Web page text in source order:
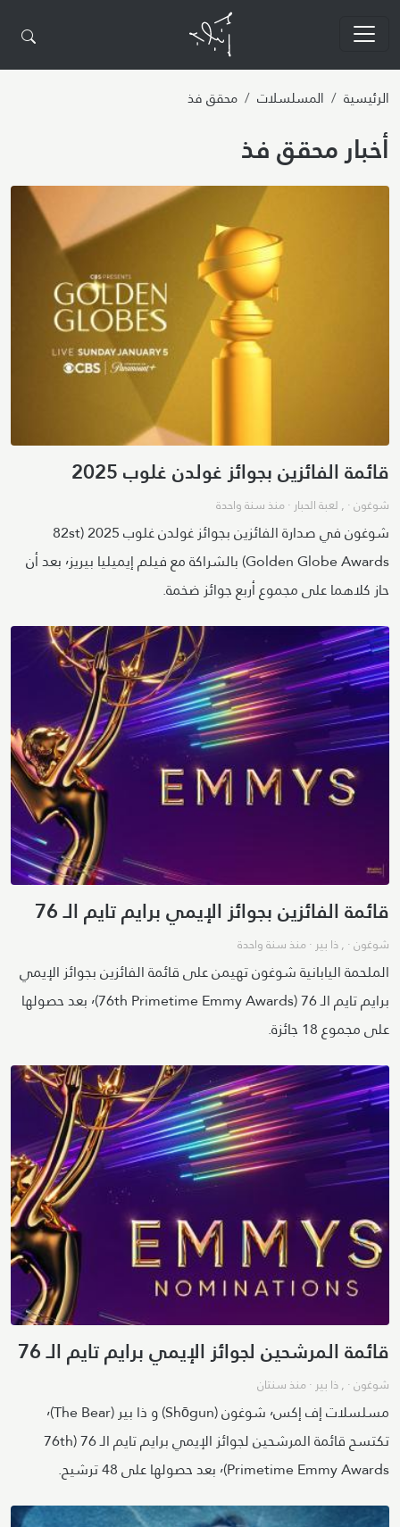
الرئيسية المسلسلات محقق فذ
أخبار محقق فذ
قائمة الفائزين بجوائز غولدن غلوب 2025
شوغون· , لعبة الحبار ·منذ سنة واحدة
شوغون في صدارة الفائزين بجوائز غولدن غلوب 2025 (82st
Golden Globe Awards) بالشراكة مع فيلم إيميليا بيريز٬ بعد أن
حاز كلاهما على مجموع أربع جوائز ضخمة.
قائمة الفائزين بجوائز الإيمي برايم تايم الـ 76
شوغون· ,ذا بير ·منذ سنة واحدة
الملحمة اليابانية شوغون تهيمن على قائمة الفائزين بجوائز الإيمي
برايم تايم الـ 76 (76th Primetime Emmy Awards)٬ بعد حصولها
على مجموع 18 جائزة.
قائمة المرشحين لجوائز الإيمي برايم تايم الـ 76
شوغون· ,ذا بير ·منذ سنتان
مسلسلات إف إكس٬ شوغون (Shōgun) و ذا بير (The Bear)٬
تكتسح قائمة المرشحين لجوائز الإيمي برايم تايم الـ 76 (76th
Primetime Emmy Awards)٬ بعد حصولها على 48 ترشيح.